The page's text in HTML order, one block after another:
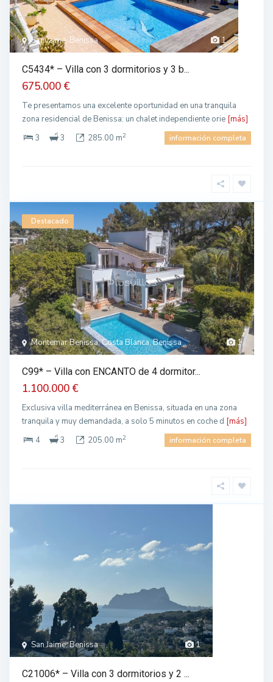
1
San Jaime, Benissa
C5434* – Villa con 3 dormitorios y 3 b...
675.000 €
Te presentamos una excelente oportunidad en una tranquila
zona residencial de Benissa: un chalet independiente orie [más]
3
3 285.00 m2 información completa
1
Montemar Benissa, Costa Blanca, Benissa
Destacado
C99* – Villa con ENCANTO de 4 dormitor...
1.100.000 €
Exclusiva villa mediterránea en Benissa, situada en una zona
tranquila y muy demandada, a solo 5 minutos en coche d [más]
4
3 205.00 m2 información completa
1
San Jaime, Benissa
C21006* – Villa con 3 dormitorios y 2 ...